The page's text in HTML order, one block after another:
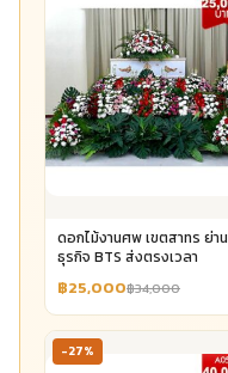
ดอกไม้งานศพ เขตสาทร ย่าน
ธุรกิจ BTS ส่งตรงเวลา
฿25,000฿34,000
-27%